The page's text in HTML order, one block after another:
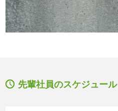
先輩社員のスケジュール